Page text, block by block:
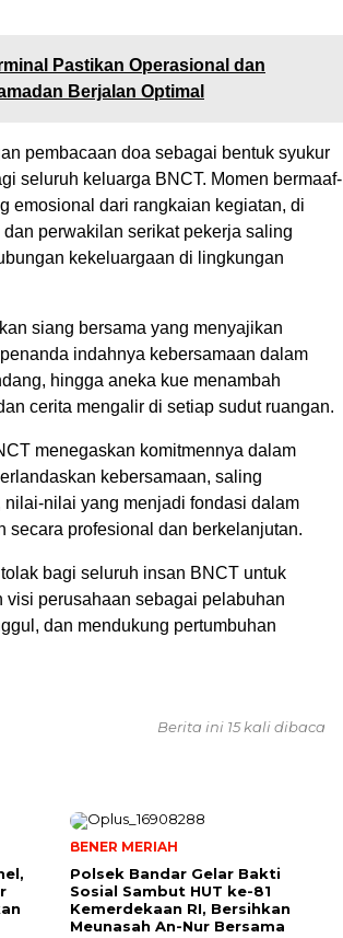
Pastikan Operasional dan
Berjalan Optimal
pembacaan doa sebagai bentuk syukur
seluruh keluarga BNCT. Momen bermaaf-
emosional dari rangkaian kegiatan, di
perwakilan serikat pekerja saling
kekeluargaan di lingkungan
siang bersama yang menyajikan
indahnya kebersamaan dalam
hingga aneka kue menambah
cerita mengalir di setiap sudut ruangan.
menegaskan komitmennya dalam
kebersamaan, saling
nilai yang menjadi fondasi dalam
secara profesional dan berkelanjutan.
bagi seluruh insan BNCT untuk
perusahaan sebagai pelabuhan
dan mendukung pertumbuhan
Berita ini 15 kali dibaca
BENER MERIAH
Polsek Bandar Gelar Bakti
Sosial Sambut HUT ke-81
Kemerdekaan RI, Bersihkan
Meunasah An-Nur Bersama